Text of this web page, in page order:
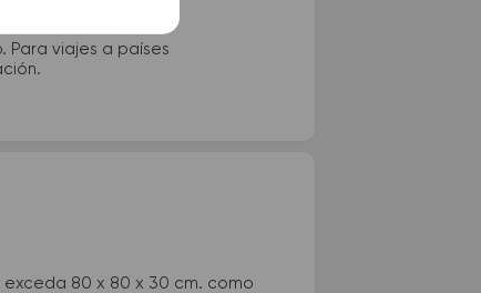
Para viajes a países
80 x 80 x 30 cm. como